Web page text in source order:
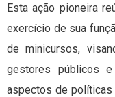
Esta ação pioneira
exercício de sua
de minicursos,
gestores públicos
aspectos de políticas